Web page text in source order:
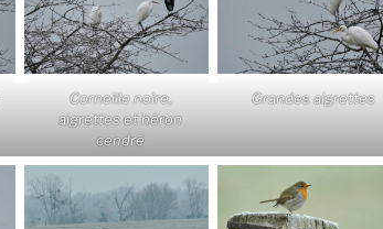
Corneille noire,
aigrettes et héron
cendré
Grandes aigrettes